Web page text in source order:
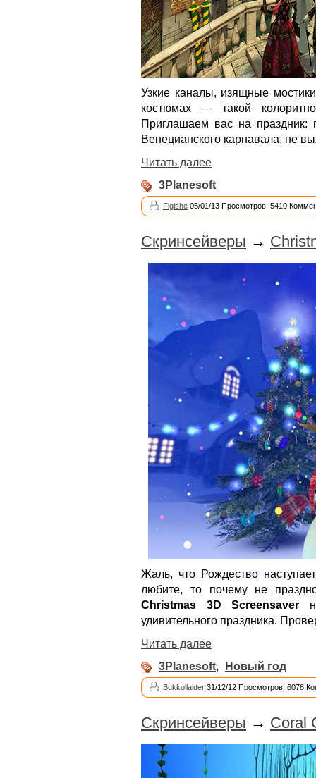
Узкие каналы, изящные
костюмах — такой
Приглашаем вас на праздник:
Венецианского карнавала, не
Читать далее
3Planesoft
Figishe 05/01/13 Просмотров: 5410
Скринсейверы →
Жаль, что Рождество
любите, то почему не
Christmas 3D Screensaver
удивительного праздника.
Читать далее
3Planesoft, Новый год
Bukkollaider 31/12/12 Просмотров: 6078
Скринсейверы → Coral